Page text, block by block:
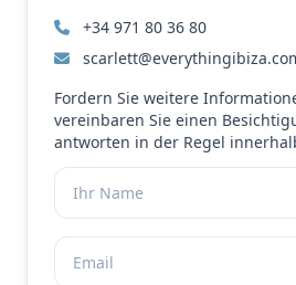
+34 971 80 36 80
Fordern Sie weitere
vereinbaren Sie einen
antworten in der Regel